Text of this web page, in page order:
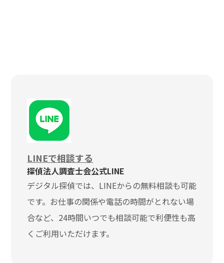
LINEで相談する
探偵法人調査士会公式LINE
デジタル探偵では、LINEからの無料相談も可能
です。お仕事の関係や電話の時間がとれない場
合など、24時間いつでも相談可能で利便性も高
くご利用いただけます。